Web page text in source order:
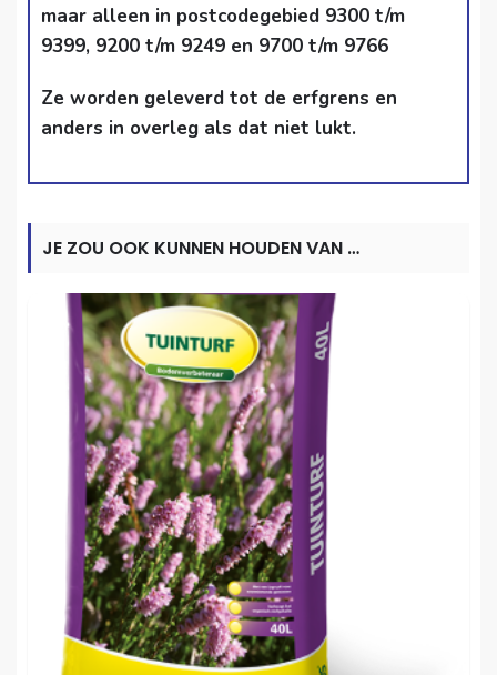
maar alleen in postcodegebied 9300 t/m
9399, 9200 t/m 9249 en 9700 t/m 9766
Ze worden geleverd tot de erfgrens en
anders in overleg als dat niet lukt.
JE ZOU OOK KUNNEN HOUDEN VAN …